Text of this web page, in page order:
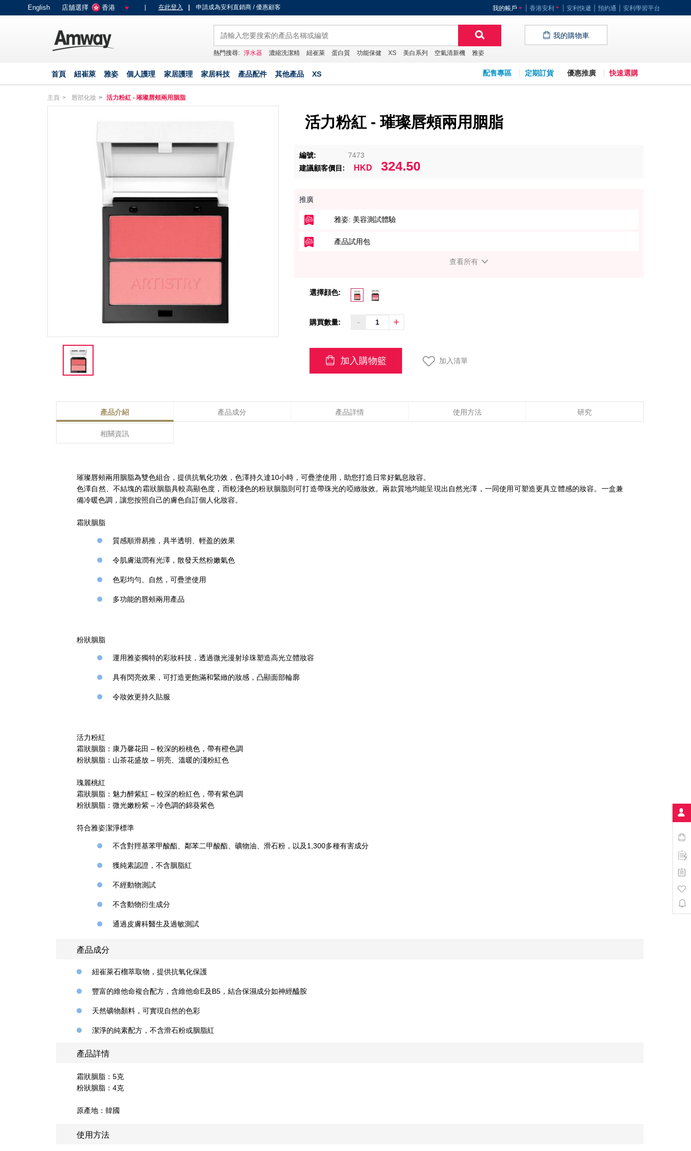
text.skipToContent
text.skipToNavigation
English 店舖選擇 香港 在此登入 申請成為安利直銷商 / 優惠顧客 香港安利 安利快遞 預約通 安利學習平台
我的帳戶
熱門搜尋: 淨水器 濃縮洗潔精 紐崔萊 蛋白質 功能保健 XS 美白系列 空氣清新機 雅姿
我的購物車
首頁 紐崔萊 雅姿 個人護理 家居護理 家居科技 產品配件 其他產品 XS 配售專區 定期訂貨 優惠推廣 快速選購
主頁 唇部化妝 活力粉紅 - 璀璨唇頰兩用胭脂
活力粉紅 - 璀璨唇頰兩用胭脂
編號:
7473
建議顧客價目:
HKD 324.50
推廣
雅姿: 美容測試體驗
產品試用包
查看所有
選擇顔色:
購買數量: - +
加入購物籃 加入清單
產品介紹 產品成分 產品詳情 使用方法 研究
相關資訊
璀璨唇頰兩用胭脂為雙色組合，提供抗氧化功效，色澤持久達10小時，可疊塗使用，助您打造日常好氣息妝容。
色澤自然、不結塊的霜狀胭脂具較高顯色度，而較淺色的粉狀胭脂則可打造帶珠光的啞緻妝效。兩款質地均能呈現出自然光澤，一同使用可塑造更具立體感的妝容。一盒兼
備冷暖色調，讓您按照自己的膚色自訂個人化妝容。
霜狀胭脂
質感順滑易推，具半透明、輕盈的效果
令肌膚滋潤有光澤，散發天然粉嫩氣色
色彩均勻、自然，可疊塗使用
多功能的唇頰兩用產品
粉狀胭脂
運用雅姿獨特的彩妝科技，透過微光漫射珍珠塑造高光立體妝容
具有閃亮效果，可打造更飽滿和緊緻的妝感，凸顯面部輪廓
令妝效更持久貼服
活力粉紅
霜狀胭脂：康乃馨花田 – 較深的粉桃色，帶有橙色調
粉狀胭脂：山茶花盛放 – 明亮、溫暖的淺粉紅色
瑰麗桃紅
霜狀胭脂：魅力醉紫紅 – 較深的粉紅色，帶有紫色調
粉狀胭脂：微光嫩粉紫 – 冷色調的錦葵紫色
符合雅姿潔淨標準
不含對羥基苯甲酸酯、鄰苯二甲酸酯、礦物油、滑石粉，以及1,300多種有害成分
獲純素認證，不含胭脂紅
不經動物測試
不含動物衍生成分
通過皮膚科醫生及過敏測試
產品成分
紐崔萊石榴萃取物，提供抗氧化保護
豐富的維他命複合配方，含維他命E及B5，結合保濕成分如神經醯胺
天然礦物顏料，可實現自然的色彩
潔淨的純素配方，不含滑石粉或胭脂紅
產品詳情
霜狀胭脂：5克
粉狀胭脂：4克
原產地：韓國
使用方法